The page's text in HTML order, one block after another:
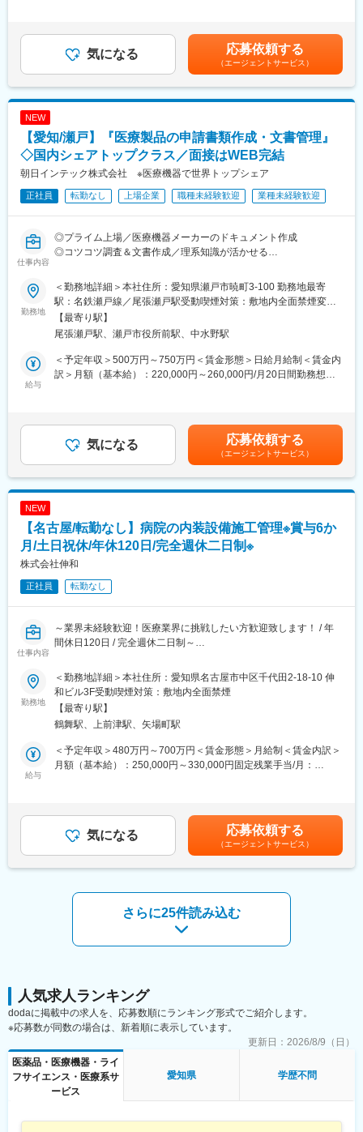
経験長い社員も多数在籍しており、相談もしやすいです。
度とプライベートとメリハリをつけた働き方ができます。家庭と
夜勤の免除は小学校就学前まで対象」など様々な支援に取り組ん
でおり、愛知県ファミリー・フレンドリー企業に登録されていま
す。
■業務に慣れてきたら：
■対象機器：
・医療器具の滅菌器や洗浄装置
・福祉・介護関連機器
■教育制度：
・入社後はトレーナーとなる先輩社員との現場同行からスタート
・OJT
・自社トレーニングセンターでの実習やメーカー講習会
・集合研修（入社後3年間）
毎月OJT制度で面談を行いますので、分からないところは気軽
※少しずつ焦らず業務を覚えていってください。
■組織構成：
・チームで仕事を行います！
・担当エリアは愛知・三重・岐阜になります。
次第では近隣の拠点とも連携し業務を行います。
を取得いただけます。
・代休・有給は1時間単位で取得可能ですので、柔軟に勤務時間の
調整が可能です。
■当社の特徴：
・当社は、エア・ウォーターグループ（売上高約1兆円）に属する
・グループ全体のビジョン「地球環境とウェルネス（健やかな暮
らし）」という2つの成長軸のもと、ヘルス＆セーフティーグルー
ンスをメインに、顧客のニーズにお応えしています。
変更の範囲：会社の定める業務
業手当＞有＜給与補足＞■その他固定手当：外勤手当7,000円／都
市手当5,000円■昇給：年1回（4月／今年度実績：平均11,100円程
度）■賞与：年2回（7月・12月／前年度実績：3.8ヶ月）■モデル
年収：・30代：平均450万円・40代：平均520万円※経験、スキル
によりさらに上を目指せます。賃金はあくまでも目安の金額であ
当を含めた表記です。
気になる 応募依頼する
（エージェントサービス）
NEW
【愛知/瀬戸】『医療製品の申請書類作成・文書管理』
◇国内シェアトップクラス／面接はWEB完結
朝日インテック株式会社 ※医療機器で世界トップシェア
正社員 転勤なし 上場企業 職種未経験歓迎 業種未経験歓迎
仕事内容
◎プライム上場／医療機器メーカーのドキュメント作成
◎コツコツ調査＆文書作成／理系知識が活かせる
■概要
医療機器を世の中に届けるために必要な「説明資料・申請文書」
を作成・管理するお仕事です。
開発された製品について、「どんな医療に使われるのか」「安全
性や有効性はどうか」などを整理し、ルールに沿った形で文書に
まとめていきます。
■採用背景
医療機器業界では、製品を販売するために各国のルールに沿った
文書整備が不可欠です。同社でもグローバル展開の拡大に伴い、
■仕事内容
医療機器に関する文書作成・管理業務をお任せします。
・医療・技術に関する情報や文献の調査（要点整理）
・文書の管理、更新対応
※一から文章を考えるというより、
■配属部門
約20名のチーム：女性メンバーが多く、中途入社の方も多数活躍
中。
■働き方の魅力
約1年後を目安にリモート勤務も可能です。
・落ち着いて業務に取り組める雰囲気
・「真面目だけど話しやすい」チーム風土
■当社の強み
・素材開発から製造までの一貫体制
自社で製品づくりを完結できる強みがあり、品質とスピードを両
立。
本ポジションは、その製品を“正しく世に出す”ための重要な役割を
担っています。
変更の範囲：無
勤務地
＜勤務地詳細＞本社住所：愛知県瀬戸市暁町3-100 勤務地最寄
駅：名鉄瀬戸線／尾張瀬戸駅受動喫煙対策：敷地内全面禁煙変更
の範囲：会社の定める事業所
【最寄り駅】
尾張瀬戸駅、瀬戸市役所前駅、中水野駅
給与
＜予定年収＞500万円～750万円＜賃金形態＞日給月給制＜賃金内
訳＞月額（基本給）：220,000円～260,000円/月20日間勤務想定
賃金はあくまでも目安の金額であり、選考を通じて上下する可能
性があります。月給(月額)は固定手当を含めた表記です。
気になる 応募依頼する
（エージェントサービス）
NEW
【名古屋/転勤なし】病院の内装設備施工管理※賞与6か
月/土日祝休/年休120日/完全週休二日制※
株式会社伸和
正社員 転勤なし
仕事内容
～業界未経験歓迎！医療業界に挑戦したい方歓迎致します！ / 年
間休日120日 / 完全週休二日制～
■職務内容：
（1）病院や施設などの内装設備工事の施工管理業務
（2）関連会社の営業所 点検・営繕
（3）個人宅の介護に関わる改修工事
■職務詳細：
（1）について
り、各種取りまとめなどをお任せします。ご自身で施工を行って
いただく場合もございます。
ることが少ない環境です。また病院内での施工となるため夜間の
勤務などはほとんど発生しません。
7名（40代：部長1名、70代：2名、60代：1名、30代：３名）
■働き方について：
・主に愛知・岐阜・三重・静岡をチームで担当します。
・地域によっては出張にてご対応いただく場合もございます
■働く魅力：
・ノートPCを一人１台貸与いたしますので、現場に出ながらでの
見積もりの作成など書類作業を進めることができます。
・社用車も原則一人１台貸与いたしますので、現場とご自宅を直
勤務地
＜勤務地詳細＞本社住所：愛知県名古屋市中区千代田2-18-10 伸
和ビル3F受動喫煙対策：敷地内全面禁煙
【最寄り駅】
鶴舞駅、上前津駅、矢場町駅
給与
＜予定年収＞480万円～700万円＜賃金形態＞月給制＜賃金内訳＞
月額（基本給）：250,000円～330,000円固定残業手当/月：
給：年1回■賞与：年2回（6月・12月）+決算賞与(4月)※支給実
績：6.2か月（24年度実績）※入社初年度は業績、考課による賃金
はあくまでも目安の金額であり、選考を通じて上下する可能性が
あります。月給(月額)は固定手当を含めた表記です。
気になる 応募依頼する
（エージェントサービス）
さらに25件読み込む
人気求人ランキング
dodaに掲載中の求人を、応募数順にランキング形式でご紹介します。
※応募数が同数の場合は、新着順に表示しています。
更新日： 2026/8/9（日）
医薬品・医療機器・ライ
フサイエンス・医療系サ
ービス
愛知県 学歴不問